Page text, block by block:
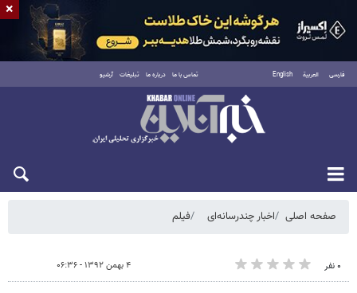
فارسی العربية English تماس با ما درباره ما تبلیغات آرشیو
جمعه ۱۶ مرداد ۱۴۰۵
صفحه اصلی اخبار چندرسانه‌ای فیلم
۰ نفر ۴ بهمن ۱۳۹۲ - ۰۶:۳۶
×